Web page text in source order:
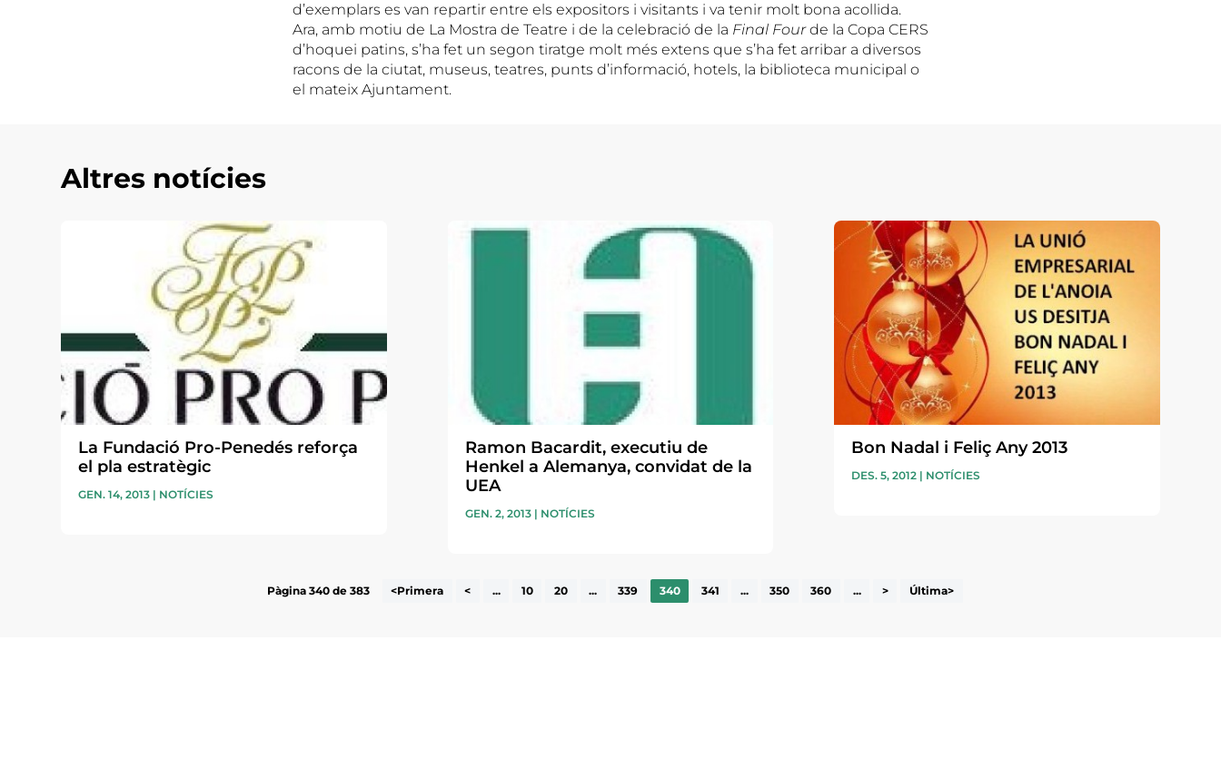
d’exemplars es van repartir entre els expositors i visitants i va tenir molt bona acollida.
Ara, amb motiu de La Mostra de Teatre i de la celebració de la Final Fourde la Copa CERS
d’hoquei patins, s’ha fet un segon tiratge molt més extens que s’ha fet arribar a diversos
racons de la ciutat, museus, teatres, punts d’informació, hotels, la biblioteca municipal o
el mateix Ajuntament.
Altres notícies
La Fundació Pro-Penedés reforça
el pla estratègic
GEN. 14, 2013 | NOTÍCIES
Ramon Bacardit, executiu de
Henkel a Alemanya, convidat de la
UEA
GEN. 2, 2013| NOTÍCIES
Bon Nadal i Feliç Any 2013
DES. 5, 2012| NOTÍCIES
Pàgina 340 de 383 <Primera < ... 10 20 ... 339 340 341 ... 350 360 ... > Última>